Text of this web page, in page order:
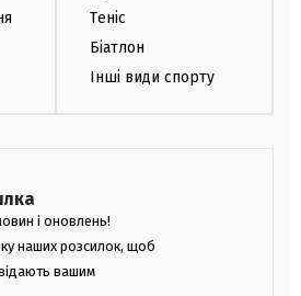
Теніс
Біатлон
Інші види спорту
і оновлень!
наших розсилок, щоб
вашим